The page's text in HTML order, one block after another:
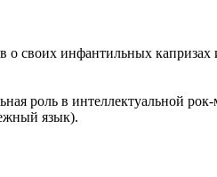
своих инфантильных
роль в интеллектуальной
язык).